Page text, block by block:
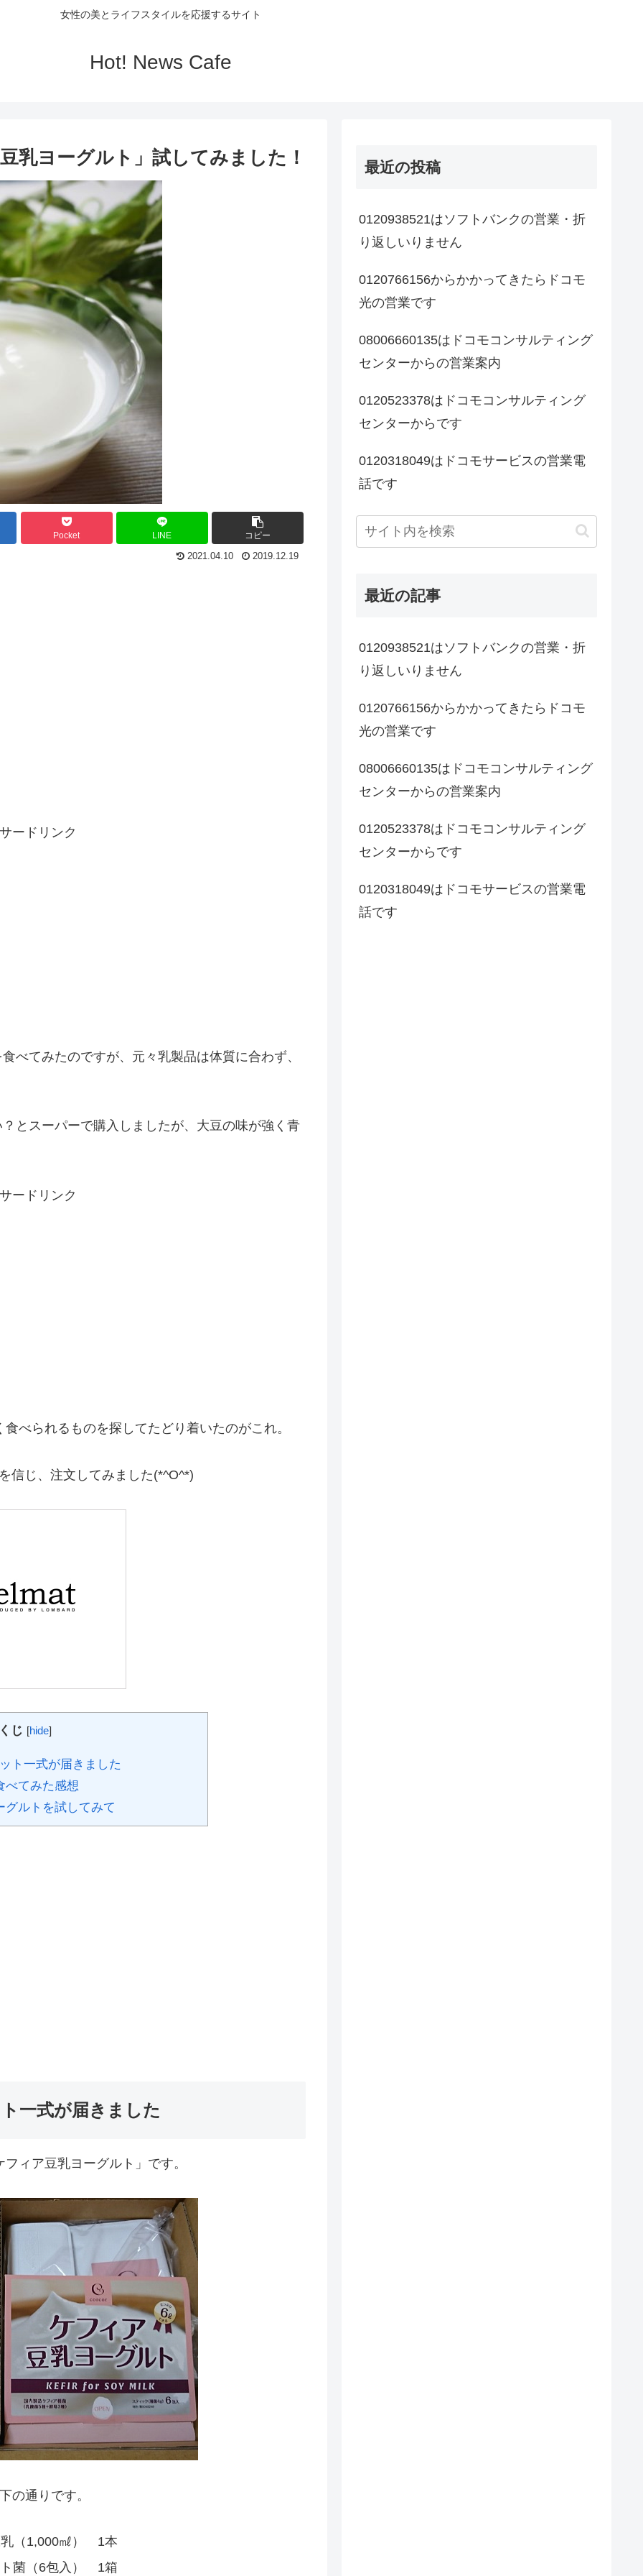
女性の美とライフスタイルを応援するサイト
Hot! News Cafe
乳ヨーグルト」試してみました！
Pocket LINE コピー
2021.04.10 2019.12.19
ードリンク
べてみたのですが、元々乳製品は体質に合わず、
とスーパーで購入しましたが、大豆の味が強く青
ードリンク
べられるものを探してたどり着いたのがこれ。
信じ、注文してみました(*^O^*)
じ [hide]
ト一式が届きました
てみた感想
ルトを試してみて
一式が届きました
ィア豆乳ヨーグルト」です。
の通りです。
（1,000㎖） 1本
菌（6包入） 1箱
最近の投稿
0120938521はソフトバンクの営業・折
り返しいりません
0120766156からかかってきたらドコモ
光の営業です
08006660135はドコモコンサルティング
センターからの営業案内
0120523378はドコモコンサルティング
センターからです
0120318049はドコモサービスの営業電
話です
最近の記事
0120938521はソフトバンクの営業・折
り返しいりません
0120766156からかかってきたらドコモ
光の営業です
08006660135はドコモコンサルティング
センターからの営業案内
0120523378はドコモコンサルティング
センターからです
0120318049はドコモサービスの営業電
話です